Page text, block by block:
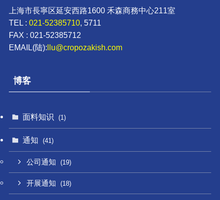
上海市長寧区延安西路1600 禾森商務中心211室
TEL : 021-52385710, 5711
FAX : 021-52385712
EMAIL(陆):llu@cropozakish.com
博客
面料知识 (1)
通知 (41)
公司通知 (19)
开展通知 (18)